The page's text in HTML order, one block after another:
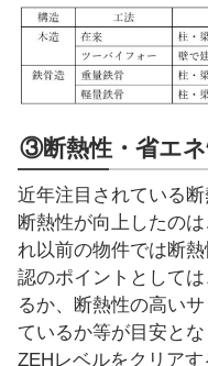
③断熱性・省エ
近年注目されている
断熱性が向上したの
れ以前の物件では断
認のポイントとして
るか、断熱性の高い
ているか等が目安と
ZEHレベルをクリア